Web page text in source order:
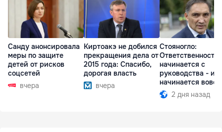
Санду анонсировала
меры по защите
детей от рисков
соцсетей
вчера
Киртоакэ не добился
прекращения дела от
2015 года: Спасибо,
дорогая власть
вчера
Стояногло:
Ответственность
начинается с
руководства -
начинается вовсе
2 дня назад